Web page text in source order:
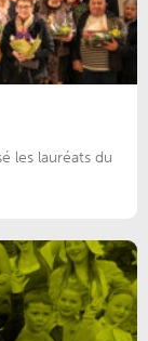
les lauréats du